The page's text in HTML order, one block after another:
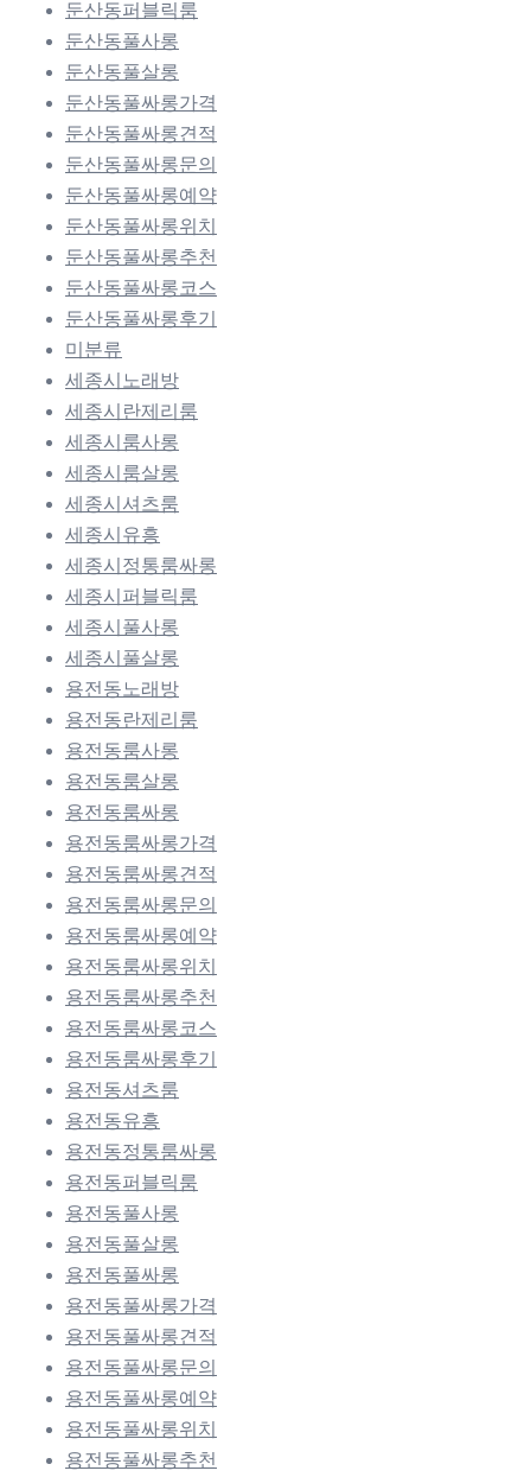
둔산동퍼블릭룸
둔산동풀사롱
둔산동풀살롱
둔산동풀싸롱가격
둔산동풀싸롱견적
둔산동풀싸롱문의
둔산동풀싸롱예약
둔산동풀싸롱위치
둔산동풀싸롱추천
둔산동풀싸롱코스
둔산동풀싸롱후기
미분류
세종시노래방
세종시란제리룸
세종시룸사롱
세종시룸살롱
세종시셔츠룸
세종시유흥
세종시정통룸싸롱
세종시퍼블릭룸
세종시풀사롱
세종시풀살롱
용전동노래방
용전동란제리룸
용전동룸사롱
용전동룸살롱
용전동룸싸롱
용전동룸싸롱가격
용전동룸싸롱견적
용전동룸싸롱문의
용전동룸싸롱예약
용전동룸싸롱위치
용전동룸싸롱추천
용전동룸싸롱코스
용전동룸싸롱후기
용전동셔츠룸
용전동유흥
용전동정통룸싸롱
용전동퍼블릭룸
용전동풀사롱
용전동풀살롱
용전동풀싸롱
용전동풀싸롱가격
용전동풀싸롱견적
용전동풀싸롱문의
용전동풀싸롱예약
용전동풀싸롱위치
용전동풀싸롱추천